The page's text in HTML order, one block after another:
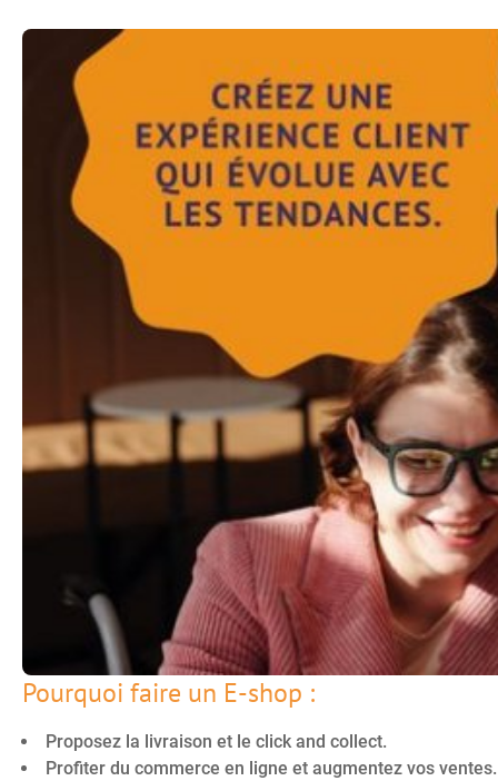
Pourquoi faire un E-shop :
Proposez la livraison et le click and collect.
Profiter du commerce en ligne et augmentez vos ventes.